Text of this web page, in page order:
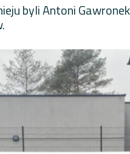
byli Antoni